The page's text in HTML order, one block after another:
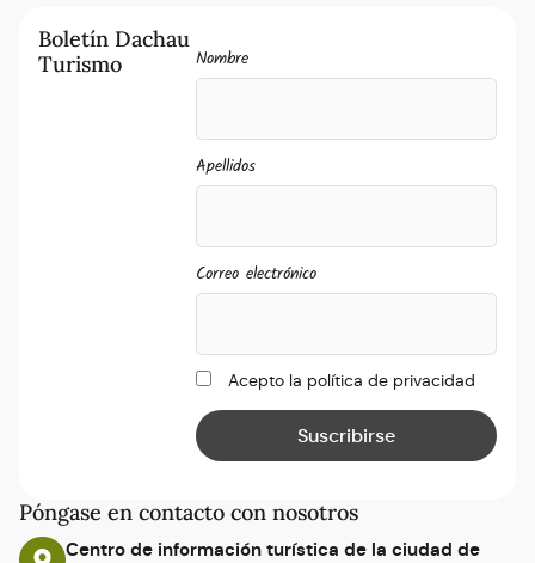
Póngase en contacto con nosotros
Centro de información turística de la ciudad de
Boletín Dachau
Turismo
Nombre
Apellidos
Correo electrónico
Acepto la política de privacidad